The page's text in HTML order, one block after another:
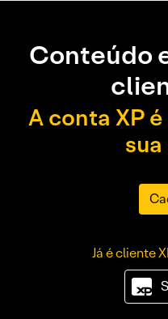
Conteúdo
A conta XP
Já é cliente